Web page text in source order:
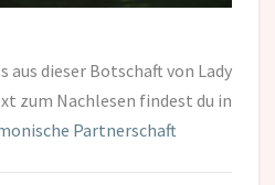
dieser Botschaft von Lady
zum Nachlesen findest du in
Partnerschaft